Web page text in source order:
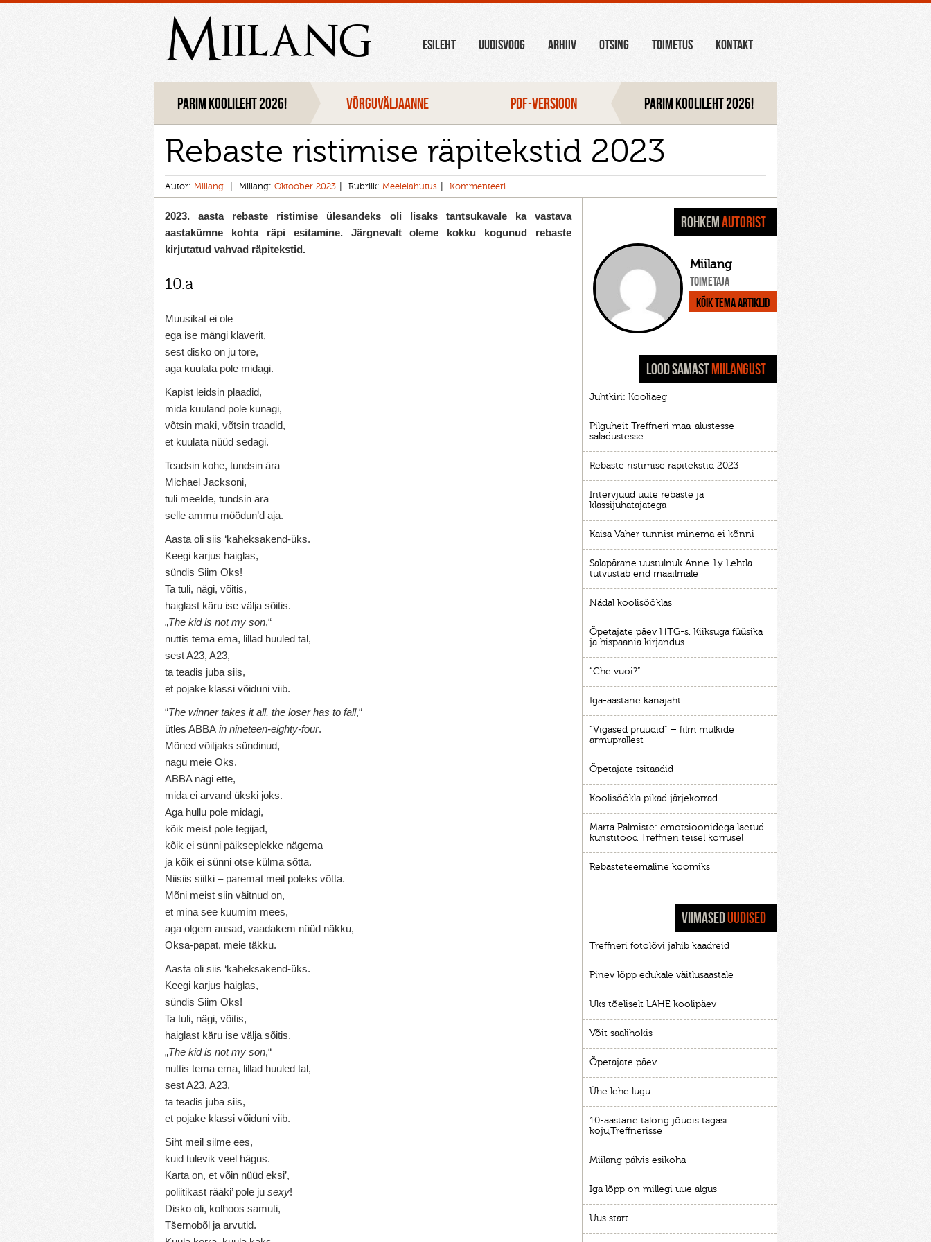
Miilang ESILEHT UUDISVOOG ARHIIV OTSING TOIMETUS KONTAKT
Parim koolileht 2026! VÕRGUVÄLJAANNE PDF-VERSIOON Parim koolileht 2026!
Rebaste ristimise räpitekstid 2023
Autor: Miilang Miilang: Oktoober 2023 Rubriik: Meelelahutus Kommenteeri
2023. aasta rebaste ristimise ülesandeks oli lisaks tantsukavale ka vastava
aastakümne kohta räpi esitamine. Järgnevalt oleme kokku kogunud rebaste
kirjutatud vahvad räpitekstid.
10.a
Muusikat ei ole
ega ise mängi klaverit,
sest disko on ju tore,
aga kuulata pole midagi.
Kapist leidsin plaadid,
mida kuuland pole kunagi,
võtsin maki, võtsin traadid,
et kuulata nüüd sedagi.
Teadsin kohe, tundsin ära
Michael Jacksoni,
tuli meelde, tundsin ära
selle ammu möödun’d aja.
Aasta oli siis ‘kaheksakend-üks.
Keegi karjus haiglas,
sündis Siim Oks!
Ta tuli, nägi, võitis,
haiglast käru ise välja sõitis.
„The kid is not my son,“
nuttis tema ema, lillad huuled tal,
sest A23, A23,
ta teadis juba siis,
et pojake klassi võiduni viib.
“The winner takes it all, the loser has to fall,“
ütles ABBA in nineteen-eighty-four.
Mõned võitjaks sündinud,
nagu meie Oks.
ABBA nägi ette,
mida ei arvand ükski joks.
Aga hullu pole midagi,
kõik meist pole tegijad,
kõik ei sünni päikseplekke nägema
ja kõik ei sünni otse külma sõtta.
Niisiis siitki – paremat meil poleks võtta.
Mõni meist siin väitnud on,
et mina see kuumim mees,
aga olgem ausad, vaadakem nüüd näkku,
Oksa-papat, meie täkku.
Aasta oli siis ‘kaheksakend-üks.
Keegi karjus haiglas,
sündis Siim Oks!
Ta tuli, nägi, võitis,
haiglast käru ise välja sõitis.
„The kid is not my son,“
nuttis tema ema, lillad huuled tal,
sest A23, A23,
ta teadis juba siis,
et pojake klassi võiduni viib.
Siht meil silme ees,
kuid tulevik veel hägus.
Karta on, et võin nüüd eksi’,
poliitikast rääki’ pole ju sexy!
Disko oli, kolhoos samuti,
Tšernobõl ja arvutid.
ROHKEMAUTORIST
Miilang
Toimetaja
Kõik tema artiklid
LOOD SAMASTMIILANGUST
Juhtkiri: Kooliaeg
Pilguheit Treffneri maa-alustesse
saladustesse
Rebaste ristimise räpitekstid 2023
Intervjuud uute rebaste ja
klassijuhatajatega
Kaisa Vaher tunnist minema ei kõnni
Salapärane uustulnuk Anne-Ly Lehtla
tutvustab end maailmale
Nädal koolisööklas
Õpetajate päev HTG-s. Kiiksuga füüsika
ja hispaania kirjandus.
“Che vuoi?”
Iga-aastane kanajaht
“Vigased pruudid” – film mulkide
armuprallest
Õpetajate tsitaadid
Koolisöökla pikad järjekorrad
Marta Palmiste: emotsioonidega laetud
kunstitööd Treffneri teisel korrusel
Rebasteteemaline koomiks
VIIMASEDUUDISED
Treffneri fotolõvi jahib kaadreid
Pinev lõpp edukale väitlusaastale
Üks tõeliselt LAHE koolipäev
Võit saalihokis
Õpetajate päev
Ühe lehe lugu
10-aastane talong jõudis tagasi
koju,Treffnerisse
Miilang pälvis esikoha
Iga lõpp on millegi uue algus
Uus start